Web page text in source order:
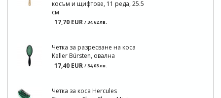
косъм и щифтове, 11 реда, 25.5
см
17,70 EUR / 34,62 лв.
Четка за разресване на коса
Keller Bürsten, овална
17,40 EUR / 34,03 лв.
Четка за коса Hercules